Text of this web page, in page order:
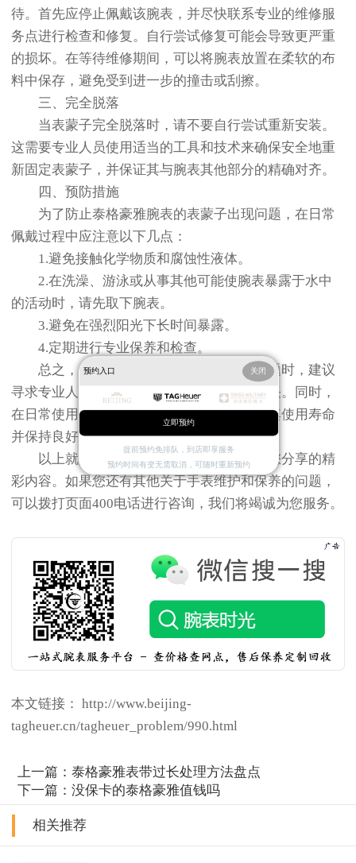
待。首先应停止佩戴该腕表，并尽快联系专业的维修服
务点进行检查和修复。自行尝试修复可能会导致更严重
的损坏。在等待维修期间，可以将腕表放置在柔软的布
料中保存，避免受到进一步的撞击或刮擦。
三、完全脱落
当表蒙子完全脱落时，请不要自行尝试重新安装。
这需要专业人员使用适当的工具和技术来确保安全地重
新固定表蒙子，并保证其与腕表其他部分的精确对齐。
四、预防措施
为了防止泰格豪雅腕表的表蒙子出现问题，在日常
佩戴过程中应注意以下几点：
1.避免接触化学物质和腐蚀性液体。
2.在洗澡、游泳或从事其他可能使腕表暴露于水中
的活动时，请先取下腕表。
3.避免在强烈阳光下长时间暴露。
4.定期进行专业保养和检查。
总之，在面对泰格豪雅腕表示例中的问题时，建议
寻求专业人士的帮助以确保问题得到妥善解决。同时，
在日常使用中注意保护腕表，可以有效延长其使用寿命
并保持良好的外观状态。
以上就是
北京泰格豪雅维修服务中心
为您分享的精
彩内容。如果您还有其他关于手表维护和保养的问题，
可以拨打页面400电话进行咨询，我们将竭诚为您服务。
本文链接： http://www.beijing-
tagheuer.cn/tagheuer_problem/990.html
上一篇：泰格豪雅表带过长处理方法盘点
下一篇：没保卡的泰格豪雅值钱吗
相关推荐
预约入口 关闭
立即预约
提前预约免排队，到店即享服务
预约时间有变无需取消，可随时重新预约